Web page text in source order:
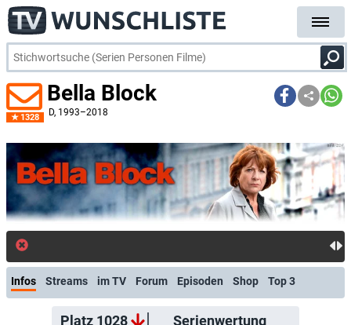
1328
Bella Block
D, 1993–2018
Infos Streams im TV Forum Episoden Shop Top 3
Platz 1028
Serienwertung